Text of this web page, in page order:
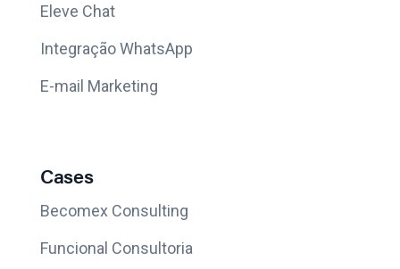
Eleve Chat
Integração WhatsApp
E-mail Marketing
Cases
Becomex Consulting
Funcional Consultoria